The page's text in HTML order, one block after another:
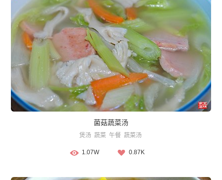
菌菇蔬菜汤
煲汤 蔬菜 午餐 蔬菜汤
1.07W 0.87K